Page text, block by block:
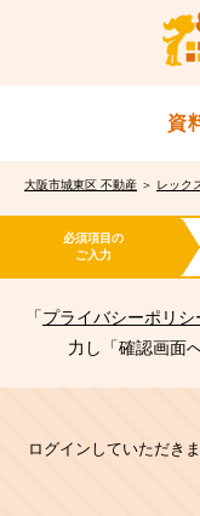
資
大阪市城東区 不動産 ＞ レック
必須項目の
ご入力
「プライバシーポリシ
力し「確認画面
ログインしていただき